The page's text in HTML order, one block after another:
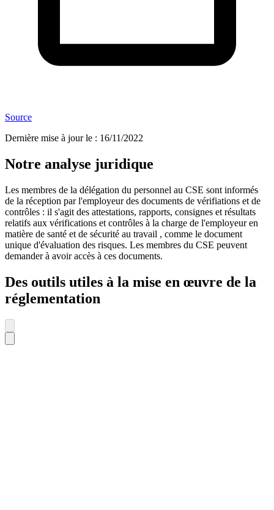
Source
Dernière mise à jour le : 16/11/2022
Notre analyse juridique
Les membres de la délégation du personnel au CSE sont informés
de la réception par l'employeur des documents de vérifiations et de
contrôles : il s'agit des attestations, rapports, consignes et résultats
relatifs aux vérifications et contrôles à la charge de l'employeur en
matière de santé et de sécurité au travail , comme le document
unique d'évaluation des risques. Les membres du CSE peuvent
demander à avoir accès à ces documents.
Des outils utiles à la mise en œuvre de la
réglementation